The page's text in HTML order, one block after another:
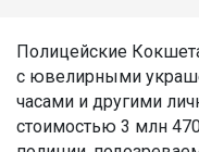
Полицейские
с ювелирными
часами и другими
стоимостью 3 млн